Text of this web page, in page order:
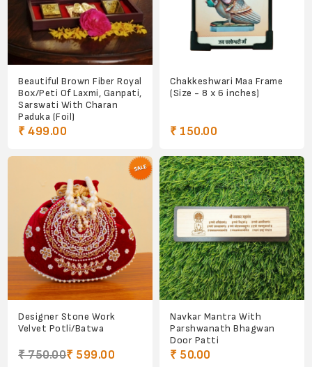
Beautiful Brown Fiber Royal
Box/Peti Of Laxmi, Ganpati,
Sarswati With Charan
Paduka (Foil)
₹ 499.00
Chakkeshwari Maa Frame
(Size - 8 x 6 inches)
₹ 150.00
Designer Stone Work
Velvet Potli/Batwa
₹ 750.00₹ 599.00
Navkar Mantra With
Parshwanath Bhagwan
Door Patti
₹ 50.00